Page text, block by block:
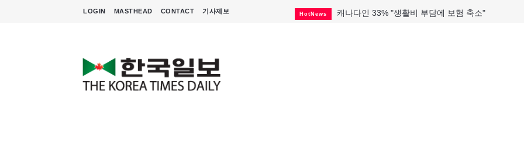
LOGIN MASTHEAD CONTACT 기사제보 HotNews 캐나다인 33% "생활비 부담에 보험 축소"